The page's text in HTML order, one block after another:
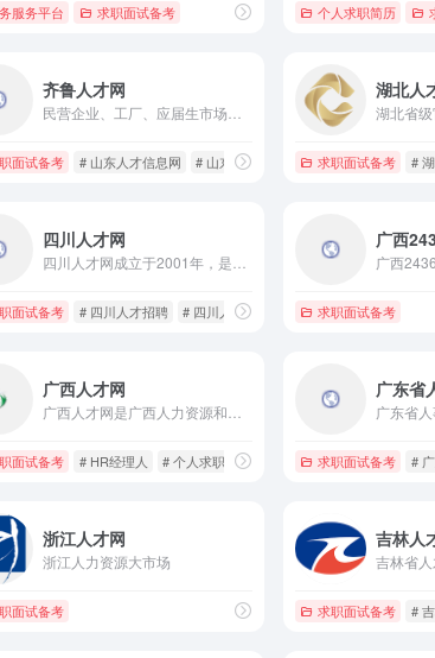
务 # 创业
服务平台 求职面试备考 个人求职简历
# 就业在衢州
齐鲁人才网
面试备考 # 山东人才信息网 # 山东人才市场 # 山东人才招聘网
湖北人
求职面试备考 #
四川人才网
面试备考 # 四川人才招聘 # 四川人才网 # 四川招聘求职面试备考
务员考试
广西人才网
面试备考 # HR经理人 # 个人求职 # 人事代理
广东省
广东省
求职面试备考 #
浙江人才网
浙江人力资源大市场
面试备考
吉林人
求职面试备考 #